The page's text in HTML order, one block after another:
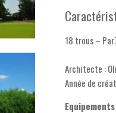
18 trous –
Architecte :
Année de
Equipements